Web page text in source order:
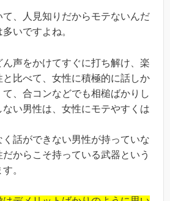
て、人見知りだからモテないんだ
いですよね。
声をかけてすぐに打ち解け、楽
と比べて、女性に積極的に話しか
、合コンなどでも相槌ばかりし
い男性は、女性にモテやすくは
話ができない男性が持っていな
からこそ持っている武器という
。